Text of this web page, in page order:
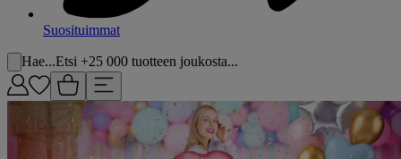
Suosituimmat
Hae...Etsi +25 000 tuotteen joukosta...